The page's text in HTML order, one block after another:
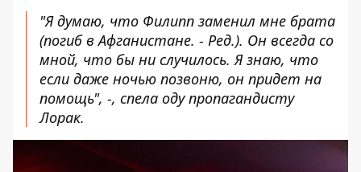
"Я думаю, что Филипп заменил мне брата
(погиб в Афганистане. - Ред.). Он всегда со
мной, что бы ни случилось. Я знаю, что
если даже ночью позвоню, он придет на
помощь", -, спела оду пропагандисту
Лорак.